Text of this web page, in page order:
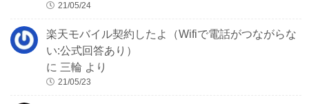
21/05/24
楽天モバイル契約したよ（Wifiで電話がつながらな
い:公式回答あり）
に三輪 より
21/05/23